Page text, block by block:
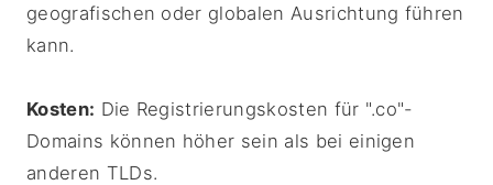
geografischen oder globalen Ausrichtung führen
kann.
Kosten: Die Registrierungskosten für ".co"-
Domains können höher sein als bei einigen
anderen TLDs.